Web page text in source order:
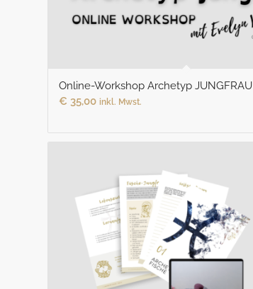
Online-Workshop Archetyp JUNGFRAU
€ 35,00 inkl. Mwst.